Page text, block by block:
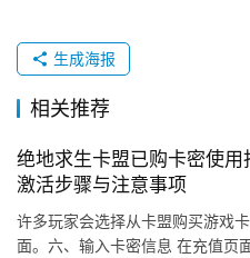
生成海报
相关推荐
绝地求生卡盟已购卡密使
激活步骤与注意事项
许多玩家会选择从卡盟购买游戏
面。六、输入卡密信息 在充值页